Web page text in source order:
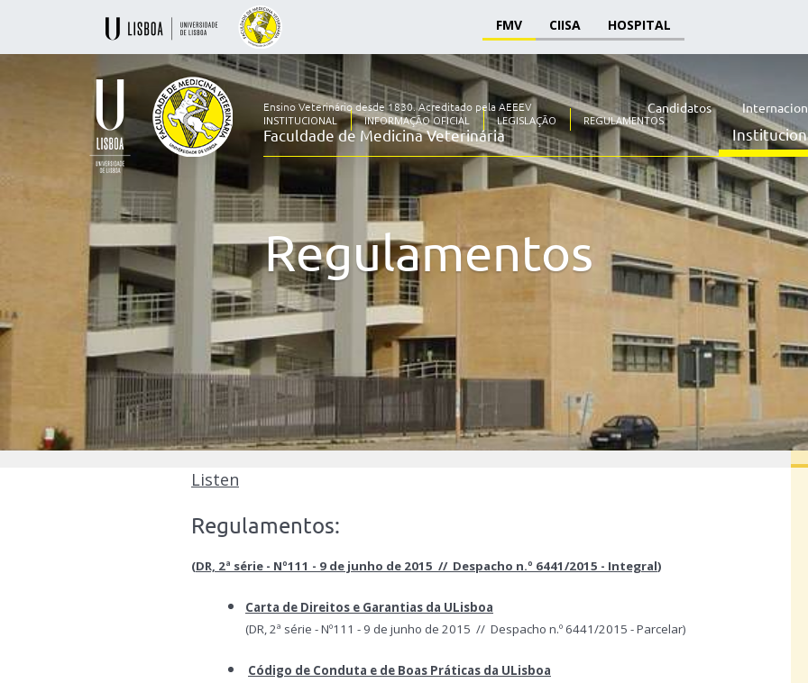
FMV CIISA HOSPITAL
Veterinário
desde
1830
-
de
Medicina
Veterinária
Ensino Veterinário desde 1830.Acreditado pela AEEEV
Faculdade de Medicina Veterinária
Candidatos
INSTITUCIONAL INFORMAÇÃO OFICIAL LEGISLAÇÃO REGULAMENTOS
Regulamentos
Listen
Regulamentos:
(DR, 2ª série - Nº111 - 9 de junho de 2015 // Despacho n.º 6441/2015 - Integral)
Carta de Direitos e Garantias da ULisboa
(DR, 2ª série - Nº111 - 9 de junho de 2015 // Despacho n.º 6441/2015 - Parcelar)
Código de Conduta e de Boas Práticas da ULisboa